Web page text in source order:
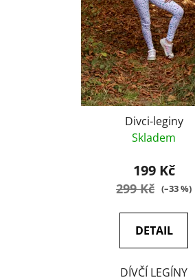
Divci-leginy
Skladem
199 Kč
299 Kč (–33 %)
DETAIL
DÍVČÍ LEGÍNY